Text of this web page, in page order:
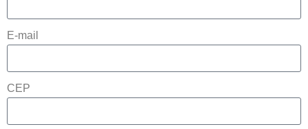
E-mail
CEP